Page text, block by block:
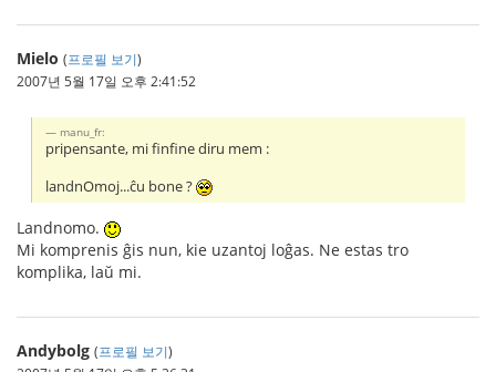
Mielo (프로필 보기)
2007년 5월 17일 오후 2:41:52
manu_fr:
pripensante, mi finfine diru mem :
landnOmoj...ĉu bone ?
Landnomo.
Mi komprenis ĝis nun, kie uzantoj loĝas. Ne estas tro
komplika, laŭ mi.
Andybolg (프로필 보기)